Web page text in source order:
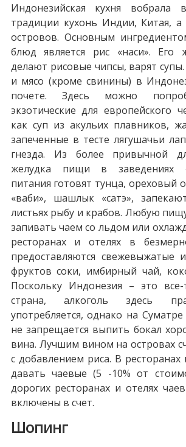
Индонезийская кухня вобрала
традиции кухонь Индии, Китая,
островов. Основным
блюд является рис «наси». Его
делают рисовые чипсы, варят
и мясо (кроме свинины) в
почете. Здесь можно
экзотические для европейского
как суп из акульих плавников,
запеченные в тесте лягушачьи
гнезда. Из более привычной
желудка пищи в заведениях
питания готовят тунца, ореховый
«ваби», шашлык «сатэ»,
листьях рыбу и крабов. Любую
запивать чаем со льдом или
ресторанах и отелях в
предоставляются свежевыжатые
фруктов соки, имбирный чай,
Поскольку Индонезия – это все-
страна, алкоголь здесь
употребляется, однако на
не запрещается выпить бокал
вина. Лучшим вином на островах
с добавлением риса. В
давать чаевые (5 -10% от
дорогих ресторанах и отелях
включены в счет.
Шопинг